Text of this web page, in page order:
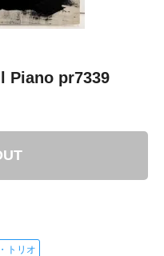
Piano pr7339
トリオ